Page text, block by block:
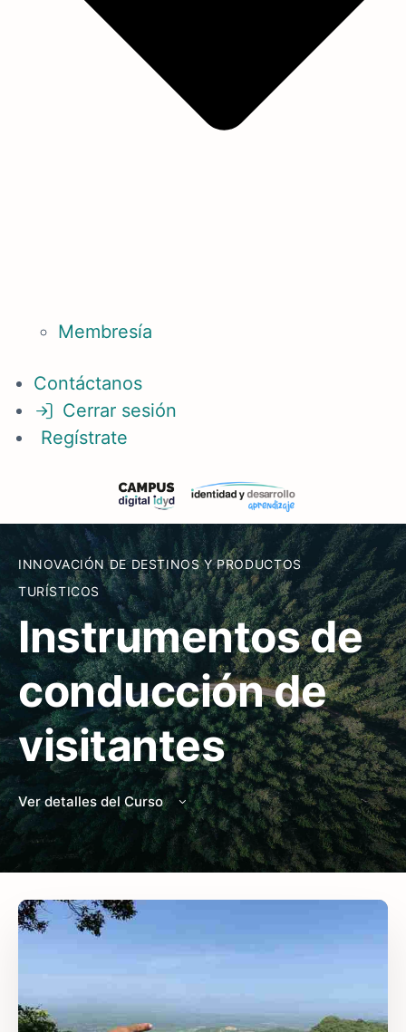
Membresía
Contáctanos
Cerrar sesión
Regístrate
INNOVACIÓN DE DESTINOS Y PRODUCTOS
TURÍSTICOS
Instrumentos de
conducción de
visitantes
Ver detalles del Curso